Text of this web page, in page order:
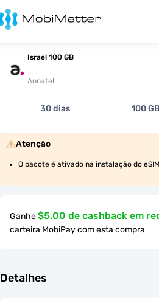
Israel 100 GB
Annatel
30 dias 100 GB
Atenção
O pacote é ativado na instalação do
Ganhe$5.00 de cashback em
carteira MobiPay com esta compra
Detalhes